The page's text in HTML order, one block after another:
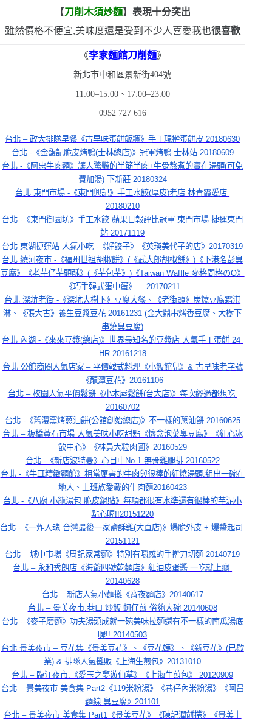
【刀削木須炒麵】 表現十分突出
雖然價格不便宜,美味度還是受到不少人喜愛我也很喜歡
《李家麵館刀削麵》
新北市中和區景新街404號
11:00–15:00、 17:00–23:00
0952 727 616
台北 – 政大排隊早餐《古早味蛋餅飯糰》手工現擀蛋餅皮 20180630
台北 -《金馥記脆皮烤鴨(士林總店)》冠軍烤鴨 士林站 20180609
台北 -《阿忠牛肉麵》讓人驚豔的半筋半肉+牛骨熬煮的實在湯頭(可免
費加湯) 下新莊 20180324
台北 東門市場 -《東門興記》手工水餃(厚皮)老店 林青霞愛店
20180210
台北 -《東門御園坊》手工水餃 蘋果日報評比冠軍 東門市場 捷運東門
站 20171119
台北 東湖捷運站 人氣小吃 -《好餃子》《英瑛美代子的店》20170319
台北 繞河夜市 -《福州世祖胡椒餅》(《武大郎胡椒餅》)《下港名彭臭
豆腐》《老芋仔芋頭酥》(《芋包芋》)《Taiwan Waffle 麥格問格のQ》
《巧手韓式蛋中蛋》… 20170211
台北 深坑老街 -《深坑大樹下》豆腐大餐、《老街頭》炭燒豆腐霜淇
淋、《張大古》養生豆漿豆花 20161231 (金大鼎串烤香豆腐、大樹下
串燒臭豆腐)
台北 內湖 -《來來豆漿(總店)》世界最知名的豆漿店 人氣手工蛋餅 24
HR 20161218
台北 公館商圈人氣店家 – 平價韓式料理《小飯館兒》& 古早味老字號
《龍潭豆花》20161106
台北 – 校園人氣平價鬆餅《小木屋鬆餅(台大店)》每次經過都想吃
20160702
台北 -《舊漫窯烤蔥油餅(公館創始總店)》不一樣的蔥油餅 20160625
台北 – 板橋黃石市場 人氣美味小吃甜點《懷念泡菜臭豆腐》《紅心冰
飲中心》《林員大粒肉圓》20160529
台北 -《新店波特曼》心目中No.1 無骨雞腿排 20160522
台北 -《牛耳精緻麵館》相當厲害的牛肉與很棒的紅燒湯頭,組出一碗在
地人、上班族愛戴的牛肉麵20160423
台北 -《八廚 小籠湯包.脆皮鍋貼》每項都很有水準還有很棒的芋泥小
點心喔!!20151220
台北 -《一炸入魂 台灣最後一家鹽酥雞(大直店)》爆脆外皮 + 爆醬起司
20151121
台北 – 城中市場《周記家常麵》特別有嚼感的手擀刀切麵 20140719
台北 – 永和秀朗店《海爺四號乾麵店》紅油皮蛋醬 一吃就上癮
20140628
台北 – 新店人氣小麵攤《宵夜麵店》20140617
台北 – 景美夜市.巷口 炒飯 蚵仔煎 俗夠大碗 20140608
台北 -《麥子磨麵》功夫湯頭成就一碗美味拉麵還有不一樣的南瓜湯底
喔!! 20140503
台北 景美夜市 – 豆花集《景美豆花》、《豆花姨》、《新豆花》(已歇
業) & 排隊人氣攤販《上海生煎包》20131010
台北 – 臨江夜市.《愛玉之夢遊仙草》《上海生煎包》 20120909
台北 – 景美夜市 美食集 Part2《119米粉湯》《巷仔內米粉湯》《阿昌
麵線.臭豆腐》201101
台北 – 景美夜市 美食集 Part1《景美豆花》《陳記潤餅捲》《景美上